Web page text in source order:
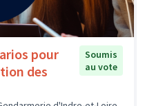
pour
des
Soumis
au vote